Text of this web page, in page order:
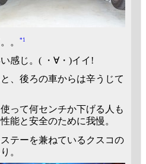
。
*1
感じ。( ・∀・)イイ!
、後ろの車からは辛うじて
って何センチか下げる人も
能と安全のために我慢。
テーを兼ねているクスコの
。